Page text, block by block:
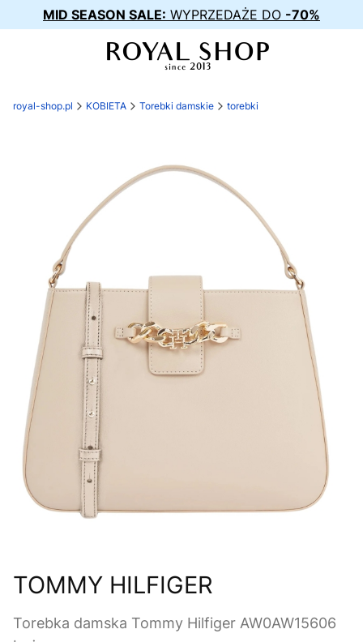
MID SEASON SALE: WYPRZEDAŻE DO -70%
royal-shop.pl KOBIETA Torebki damskie torebki
TOMMY HILFIGER
Torebka damska Tommy Hilfiger AW0AW15606